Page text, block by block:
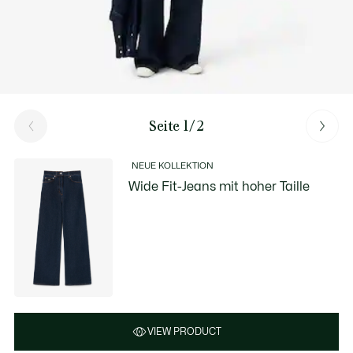
Seite 1/2
NEUE KOLLEKTION
Wide Fit-Jeans mit hoher Taille
VIEW PRODUCT